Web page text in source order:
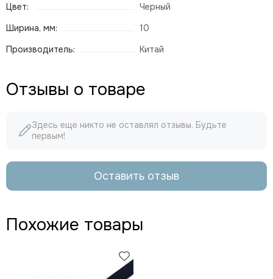
Цвет:
Черный
Ширина, мм:
10
Производитель:
Китай
Отзывы о товаре
Здесь еще никто не оставлял отзывы. Будьте
первым!
Оставить отзыв
Похожие товары